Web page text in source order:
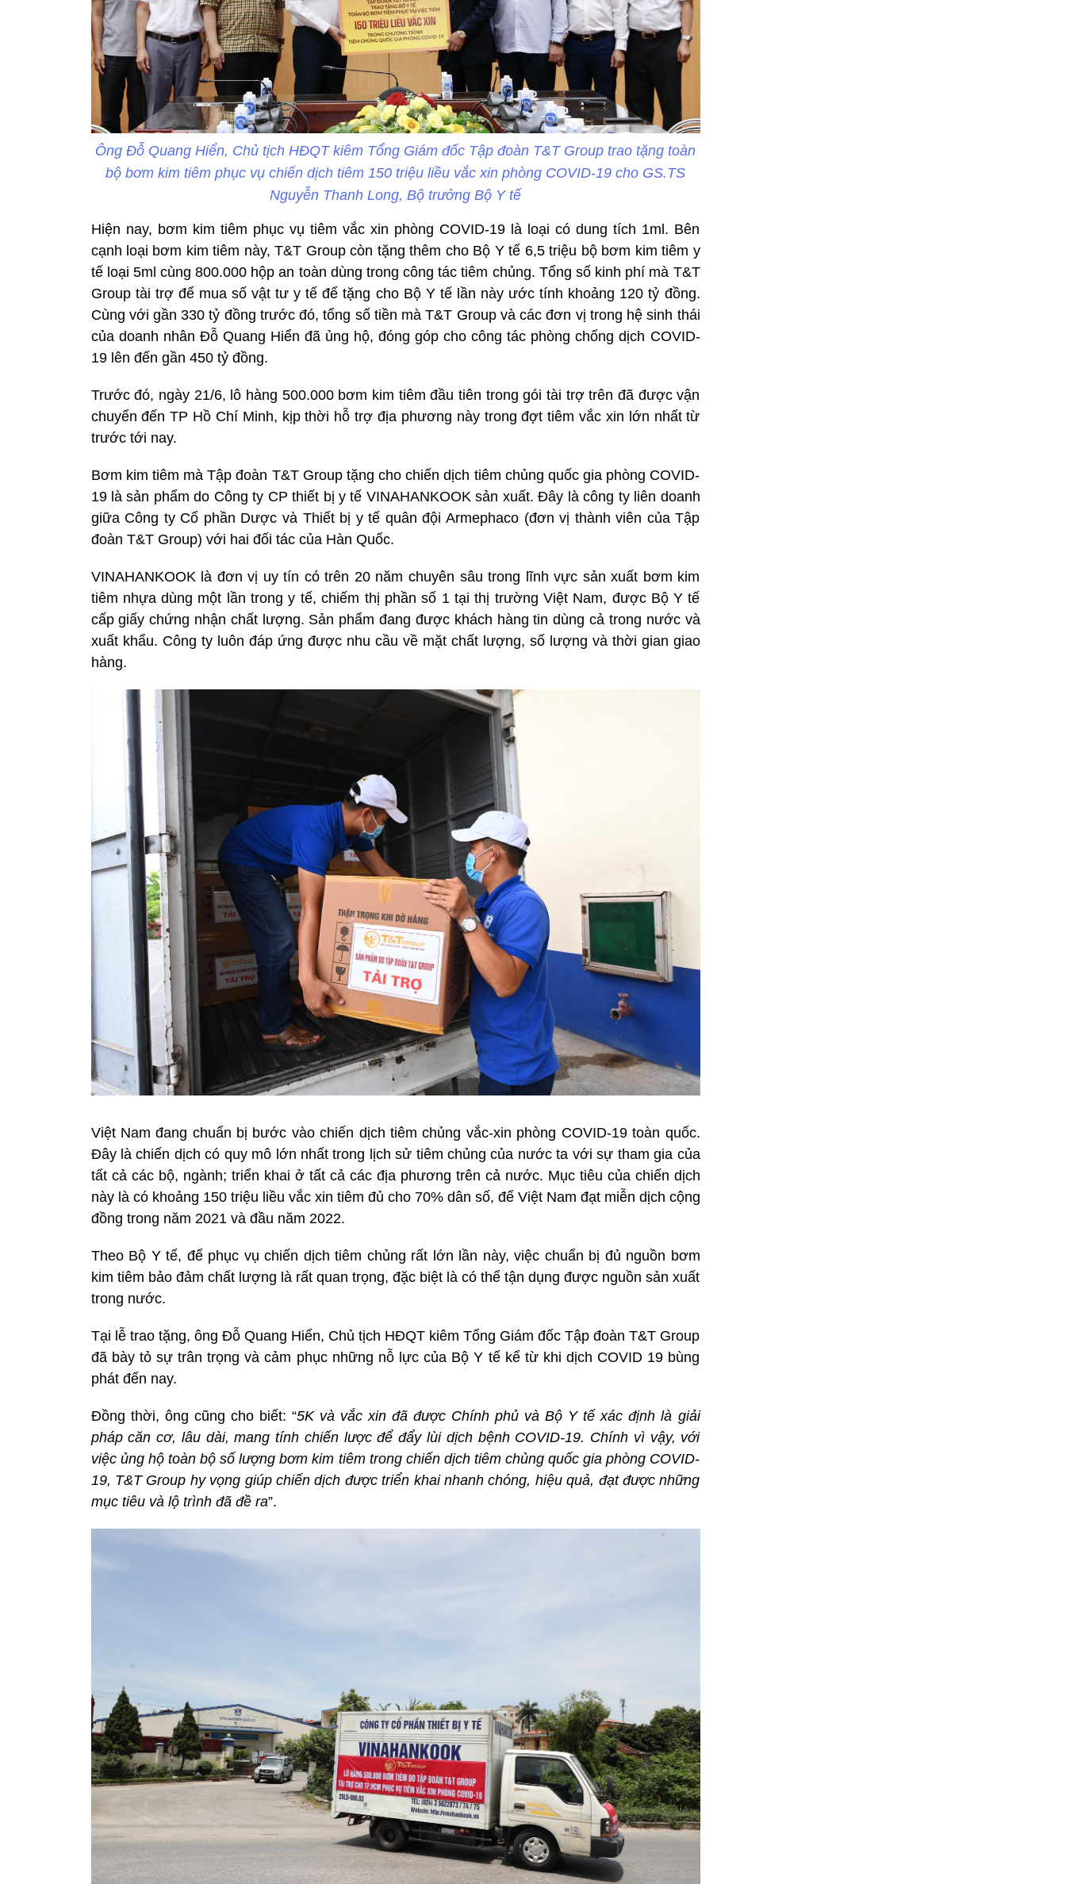
Ông Đỗ Quang Hiển, Chủ tịch HĐQT kiêm Tổng Giám đốc Tập đoàn T&T Group trao tặng toàn
bộ bơm kim tiêm phục vụ chiến dịch tiêm 150 triệu liều vắc xin phòng COVID-19 cho GS.TS
Nguyễn Thanh Long, Bộ trưởng Bộ Y tế
Hiện nay, bơm kim tiêm phục vụ tiêm vắc xin phòng COVID-19 là loại có dung tích 1ml. Bên
cạnh loại bơm kim tiêm này, T&T Group còn tặng thêm cho Bộ Y tế 6,5 triệu bộ bơm kim tiêm y
tế loại 5ml cùng 800.000 hộp an toàn dùng trong công tác tiêm chủng. Tổng số kinh phí mà T&T
Group tài trợ để mua số vật tư y tế để tặng cho Bộ Y tế lần này ước tính khoảng 120 tỷ đồng.
Cùng với gần 330 tỷ đồng trước đó, tổng số tiền mà T&T Group và các đơn vị trong hệ sinh thái
của doanh nhân Đỗ Quang Hiển đã ủng hộ, đóng góp cho công tác phòng chống dịch COVID-
19 lên đến gần 450 tỷ đồng.
Trước đó, ngày 21/6, lô hàng 500.000 bơm kim tiêm đầu tiên trong gói tài trợ trên đã được vận
chuyển đến TP Hồ Chí Minh, kịp thời hỗ trợ địa phương này trong đợt tiêm vắc xin lớn nhất từ
trước tới nay.
Bơm kim tiêm mà Tập đoàn T&T Group tặng cho chiến dịch tiêm chủng quốc gia phòng COVID-
19 là sản phẩm do Công ty CP thiết bị y tế VINAHANKOOK sản xuất. Đây là công ty liên doanh
giữa Công ty Cổ phần Dược và Thiết bị y tế quân đội Armephaco (đơn vị thành viên của Tập
đoàn T&T Group) với hai đối tác của Hàn Quốc.
VINAHANKOOK là đơn vị uy tín có trên 20 năm chuyên sâu trong lĩnh vực sản xuất bơm kim
tiêm nhựa dùng một lần trong y tế, chiếm thị phần số 1 tại thị trường Việt Nam, được Bộ Y tế
cấp giấy chứng nhận chất lượng. Sản phẩm đang được khách hàng tin dùng cả trong nước và
xuất khẩu. Công ty luôn đáp ứng được nhu cầu về mặt chất lượng, số lượng và thời gian giao
hàng.
Việt Nam đang chuẩn bị bước vào chiến dịch tiêm chủng vắc-xin phòng COVID-19 toàn quốc.
Đây là chiến dịch có quy mô lớn nhất trong lịch sử tiêm chủng của nước ta với sự tham gia của
tất cả các bộ, ngành; triển khai ở tất cả các địa phương trên cả nước. Mục tiêu của chiến dịch
này là có khoảng 150 triệu liều vắc xin tiêm đủ cho 70% dân số, để Việt Nam đạt miễn dịch cộng
đồng trong năm 2021 và đầu năm 2022.
Theo Bộ Y tế, để phục vụ chiến dịch tiêm chủng rất lớn lần này, việc chuẩn bị đủ nguồn bơm
kim tiêm bảo đảm chất lượng là rất quan trọng, đặc biệt là có thể tận dụng được nguồn sản xuất
trong nước.
Tại lễ trao tặng, ông Đỗ Quang Hiển, Chủ tịch HĐQT kiêm Tổng Giám đốc Tập đoàn T&T Group
đã bày tỏ sự trân trọng và cảm phục những nỗ lực của Bộ Y tế kể từ khi dịch COVID 19 bùng
phát đến nay.
Đồng thời, ông cũng cho biết: “5K và vắc xin đã được Chính phủ và Bộ Y tế xác định là giải
pháp căn cơ, lâu dài, mang tính chiến lược để đẩy lùi dịch bệnh COVID-19. Chính vì vậy, với
việc ủng hộ toàn bộ số lượng bơm kim tiêm trong chiến dịch tiêm chủng quốc gia phòng COVID-
19, T&T Group hy vọng giúp chiến dịch được triển khai nhanh chóng, hiệu quả, đạt được những
mục tiêu và lộ trình đã đề ra”.